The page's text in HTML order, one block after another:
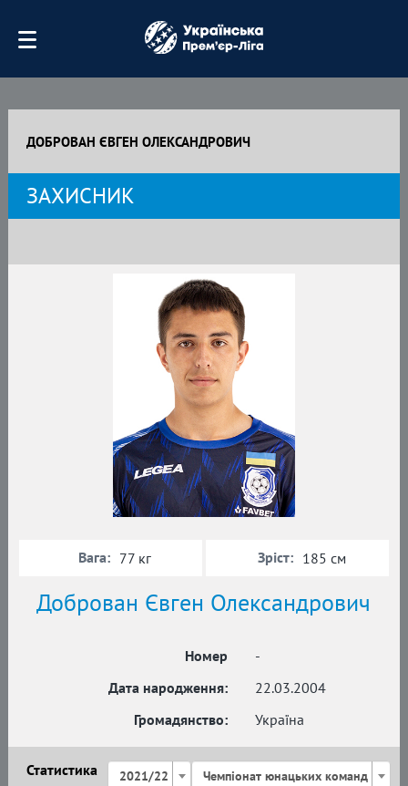
ДОБРОВАН ЄВГЕН ОЛЕКСАНДРОВИЧ
ЗАХИСНИК
Доброван Євген Олександрович
Номер
-
Дата народження:
22.03.2004
Громадянство:
Україна
Вага: 77 кг Зріст: 185 см
Статистика
2021/22 Чемпіонат юнацьких команд